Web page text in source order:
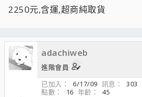
2250元,含運,超商純取貨
adachiweb
進階會員
已加入
6/17/09 訊息 303
點數
16 年齡
45